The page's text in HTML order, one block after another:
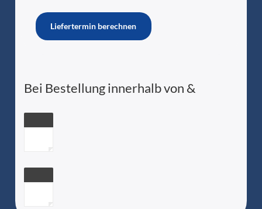
Liefertermin berechnen
Bei Bestellung innerhalb von &